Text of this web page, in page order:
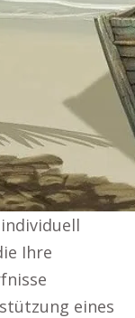
Ihre
eines